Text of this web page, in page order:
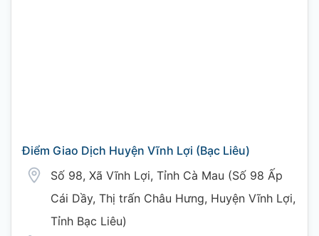
Điểm Giao Dịch Huyện Vĩnh Lợi (Bạc Liêu)
Số 98, Xã Vĩnh Lợi, Tỉnh Cà Mau (Số 98 Ấp
Cái Dầy, Thị trấn Châu Hưng, Huyện Vĩnh Lợi,
Tỉnh Bạc Liêu)